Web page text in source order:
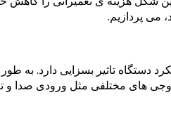
می پردازیم.
دستگاه تاثیر بسزایی دارد. به
های مختلفی مثل ورودی صدا و